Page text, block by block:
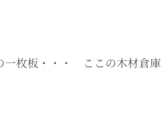
・・・ ここの木材倉庫に